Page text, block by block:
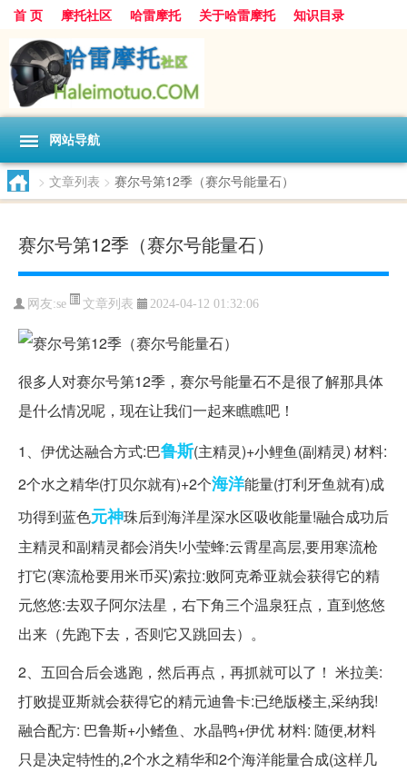
首 页 摩托社区 哈雷摩托 关于哈雷摩托 知识目录
网站导航
> 文章列表 > 赛尔号第12季（赛尔号能量石）
赛尔号第12季（赛尔号能量石）
网友:se 文章列表 2024-04-12 01:32:06
很多人对赛尔号第12季，赛尔号能量石不是很了解那具体
是什么情况呢，现在让我们一起来瞧瞧吧！
1、伊优达融合方式:巴鲁斯(主精灵)+小鲤鱼(副精灵) 材料:
2个水之精华(打贝尔就有)+2个海洋能量(打利牙鱼就有)成
功得到蓝色元神珠后到海洋星深水区吸收能量!融合成功后
主精灵和副精灵都会消失!小莹蜂:云霄星高层,要用寒流枪
打它(寒流枪要用米币买)索拉:败阿克希亚就会获得它的精
元悠悠:去双子阿尔法星，右下角三个温泉狂点，直到悠悠
出来（先跑下去，否则它又跳回去）。
2、五回合后会逃跑，然后再点，再抓就可以了！ 米拉美:
打败提亚斯就会获得它的精元迪鲁卡:已绝版楼主,采纳我!
融合配方: 巴鲁斯+小鳍鱼、水晶鸭+伊优 材料: 随便,材料
只是决定特性的,2个水之精华和2个海洋能量合成(这样几